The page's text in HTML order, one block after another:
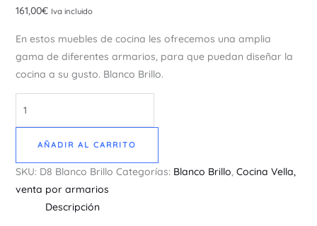
161,00€ Iva incluido
En estos muebles de cocina les ofrecemos una amplia
gama de diferentes armarios, para que puedan diseñar la
cocina a su gusto. Blanco Brillo.
AÑADIR AL CARRITO
SKU: D8 Blanco Brillo Categorías: Blanco Brillo, Cocina Vella,
venta por armarios
Descripción